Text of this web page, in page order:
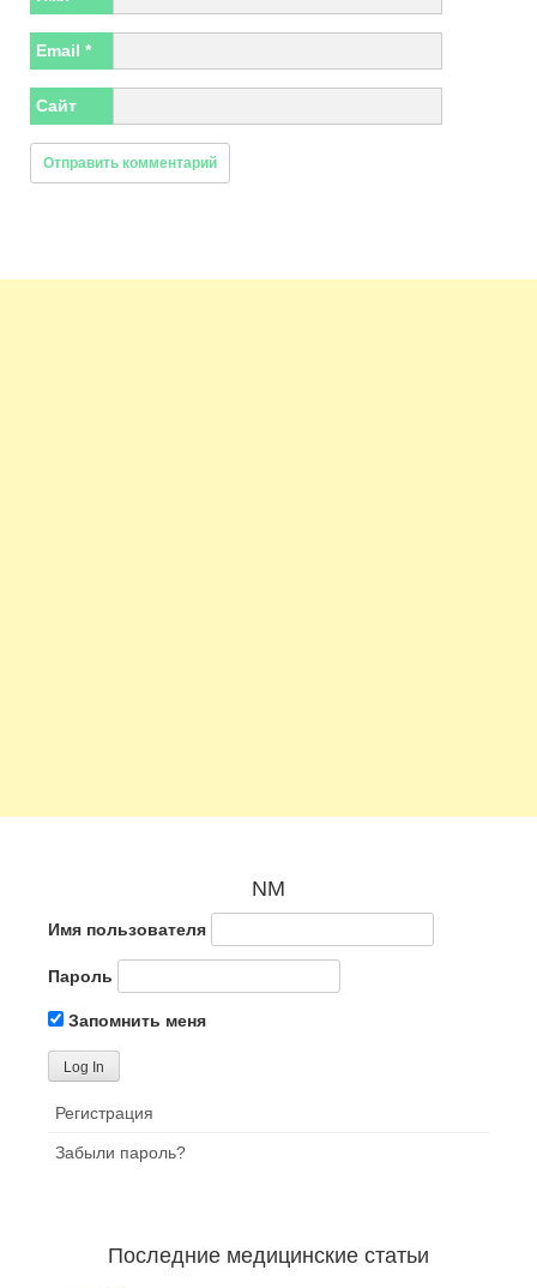
Email *
Сайт
NM
Имя пользователя
Пароль
Запомнить меня
Регистрация
Забыли пароль?
Последние медицинские статьи